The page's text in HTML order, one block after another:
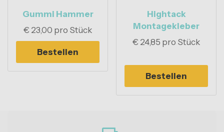
Gummi Hammer
€ 23,00 pro Stück
Bestellen
Hightack
Montagekleber
€ 24,85 pro Stück
Bestellen